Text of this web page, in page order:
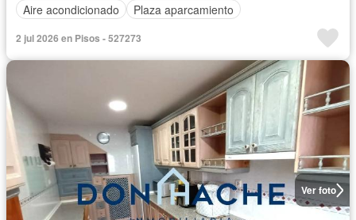
Aire acondicionado
Plaza aparcamiento
2 jul 2026 en Pisos - 527273
Ver foto